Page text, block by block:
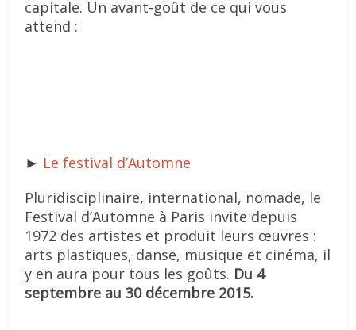
capitale. Un avant-goût de ce qui vous
attend :
► Le festival d’Automne
Pluridisciplinaire, international, nomade, le
Festival d’Automne à Paris invite depuis
1972 des artistes et produit leurs œuvres :
arts plastiques, danse, musique et cinéma, il
y en aura pour tous les goûts. Du 4
septembre au 30 décembre 2015.